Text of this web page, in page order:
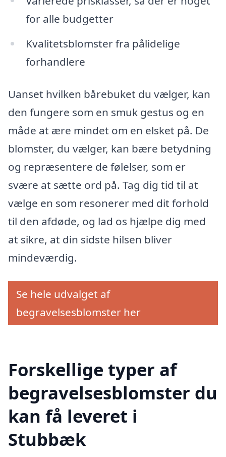
for alle budgetter
Kvalitetsblomster fra pålidelige
forhandlere
Uanset hvilken bårebuket du vælger, kan
den fungere som en smuk gestus og en
måde at ære mindet om en elsket på. De
blomster, du vælger, kan bære betydning
og repræsentere de følelser, som er
svære at sætte ord på. Tag dig tid til at
vælge en som resonerer med dit forhold
til den afdøde, og lad os hjælpe dig med
at sikre, at din sidste hilsen bliver
mindeværdig.
Se hele udvalget af
begravelsesblomster her
Forskellige typer af
begravelsesblomster du
kan få leveret i
Stubbæk